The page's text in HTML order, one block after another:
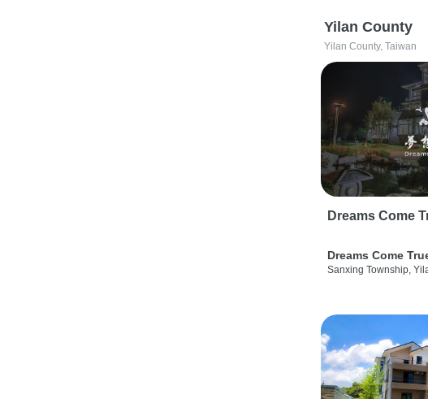
Yilan County
Yilan County, Taiwan
Dreams Come
Dreams Come
Sanxing Township,